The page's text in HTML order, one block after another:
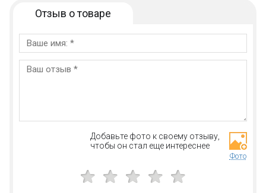
Отзыв о товаре
Добавьте фото к своему отзыву,
чтобы он стал еще интереснее
Фото